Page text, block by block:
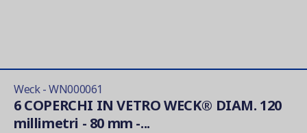
Weck - WN000061
6 COPERCHI IN VETRO WECK® DIAM. 120
millimetri - 80 mm -...